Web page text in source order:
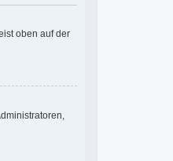
oben auf der